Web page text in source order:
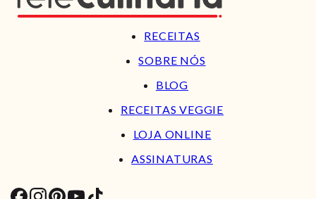
RECEITAS
SOBRE NÓS
BLOG
RECEITAS VEGGIE
LOJA ONLINE
ASSINATURAS